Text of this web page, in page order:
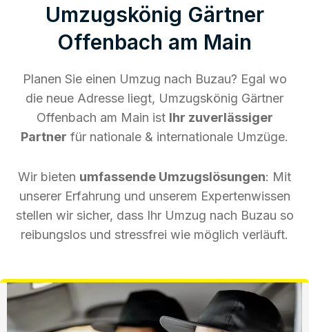
Umzugskönig Gärtner
Offenbach am Main
Planen Sie einen Umzug nach Buzau? Egal wo
die neue Adresse liegt, Umzugskönig Gärtner
Offenbach am Main ist Ihr zuverlässiger
Partner für nationale & internationale Umzüge.
Wir bieten umfassende Umzugslösungen: Mit
unserer Erfahrung und unserem Expertenwissen
stellen wir sicher, dass Ihr Umzug nach Buzau so
reibungslos und stressfrei wie möglich verläuft.